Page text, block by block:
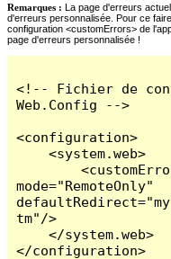
Remarques : La page d'erreurs
d'erreurs personnalisée. Pour ce
configuration <customErrors> de
page d'erreurs personnalisée !
<!-- Fichier de
Web.Config -->
<configuration>
    <system.web>
        <customErrors
mode="RemoteOnly"
tm"/>
    </system.web>
</configuration>